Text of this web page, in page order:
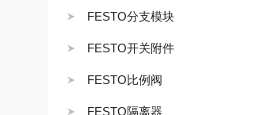
FESTO分支模块
FESTO开关附件
FESTO比例阀
FESTO隔离器